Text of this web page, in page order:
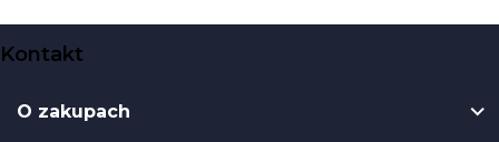
t
Kontakt
O zakupach